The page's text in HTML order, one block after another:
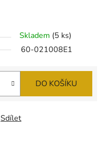
Skladem (5 ks)
60-021008E1
DO KOŠÍKU
Sdílet